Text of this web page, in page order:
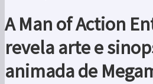
A Man of Action
revela arte e
animada de